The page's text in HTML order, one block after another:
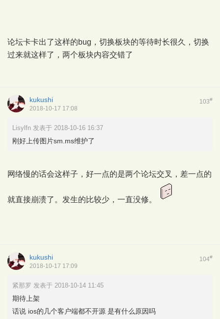
论坛卡卡出了这样的bug，切换板块的等待时长很久，切换
过来就这样了，两个板块内容交错了
103#
kukushi
2018-10-17 17:08
Lisylfn 发表于 2018-10-16 16:37
刚好上传图片sm.ms维护了
网络慢的话会这样子，好一点的是两个论坛交叉，差一点的
就直接崩溃了。发生的比较少，一直没修。
104#
kukushi
2018-10-17 17:09
紧那罗 发表于 2018-10-14 11:45
期待上架
话说 ios的几个客户端都不开源 是有什么原因吗